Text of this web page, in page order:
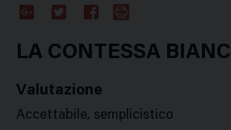
Plus
LA CONTESSA
Valutazione
Accettabile, semplicistico